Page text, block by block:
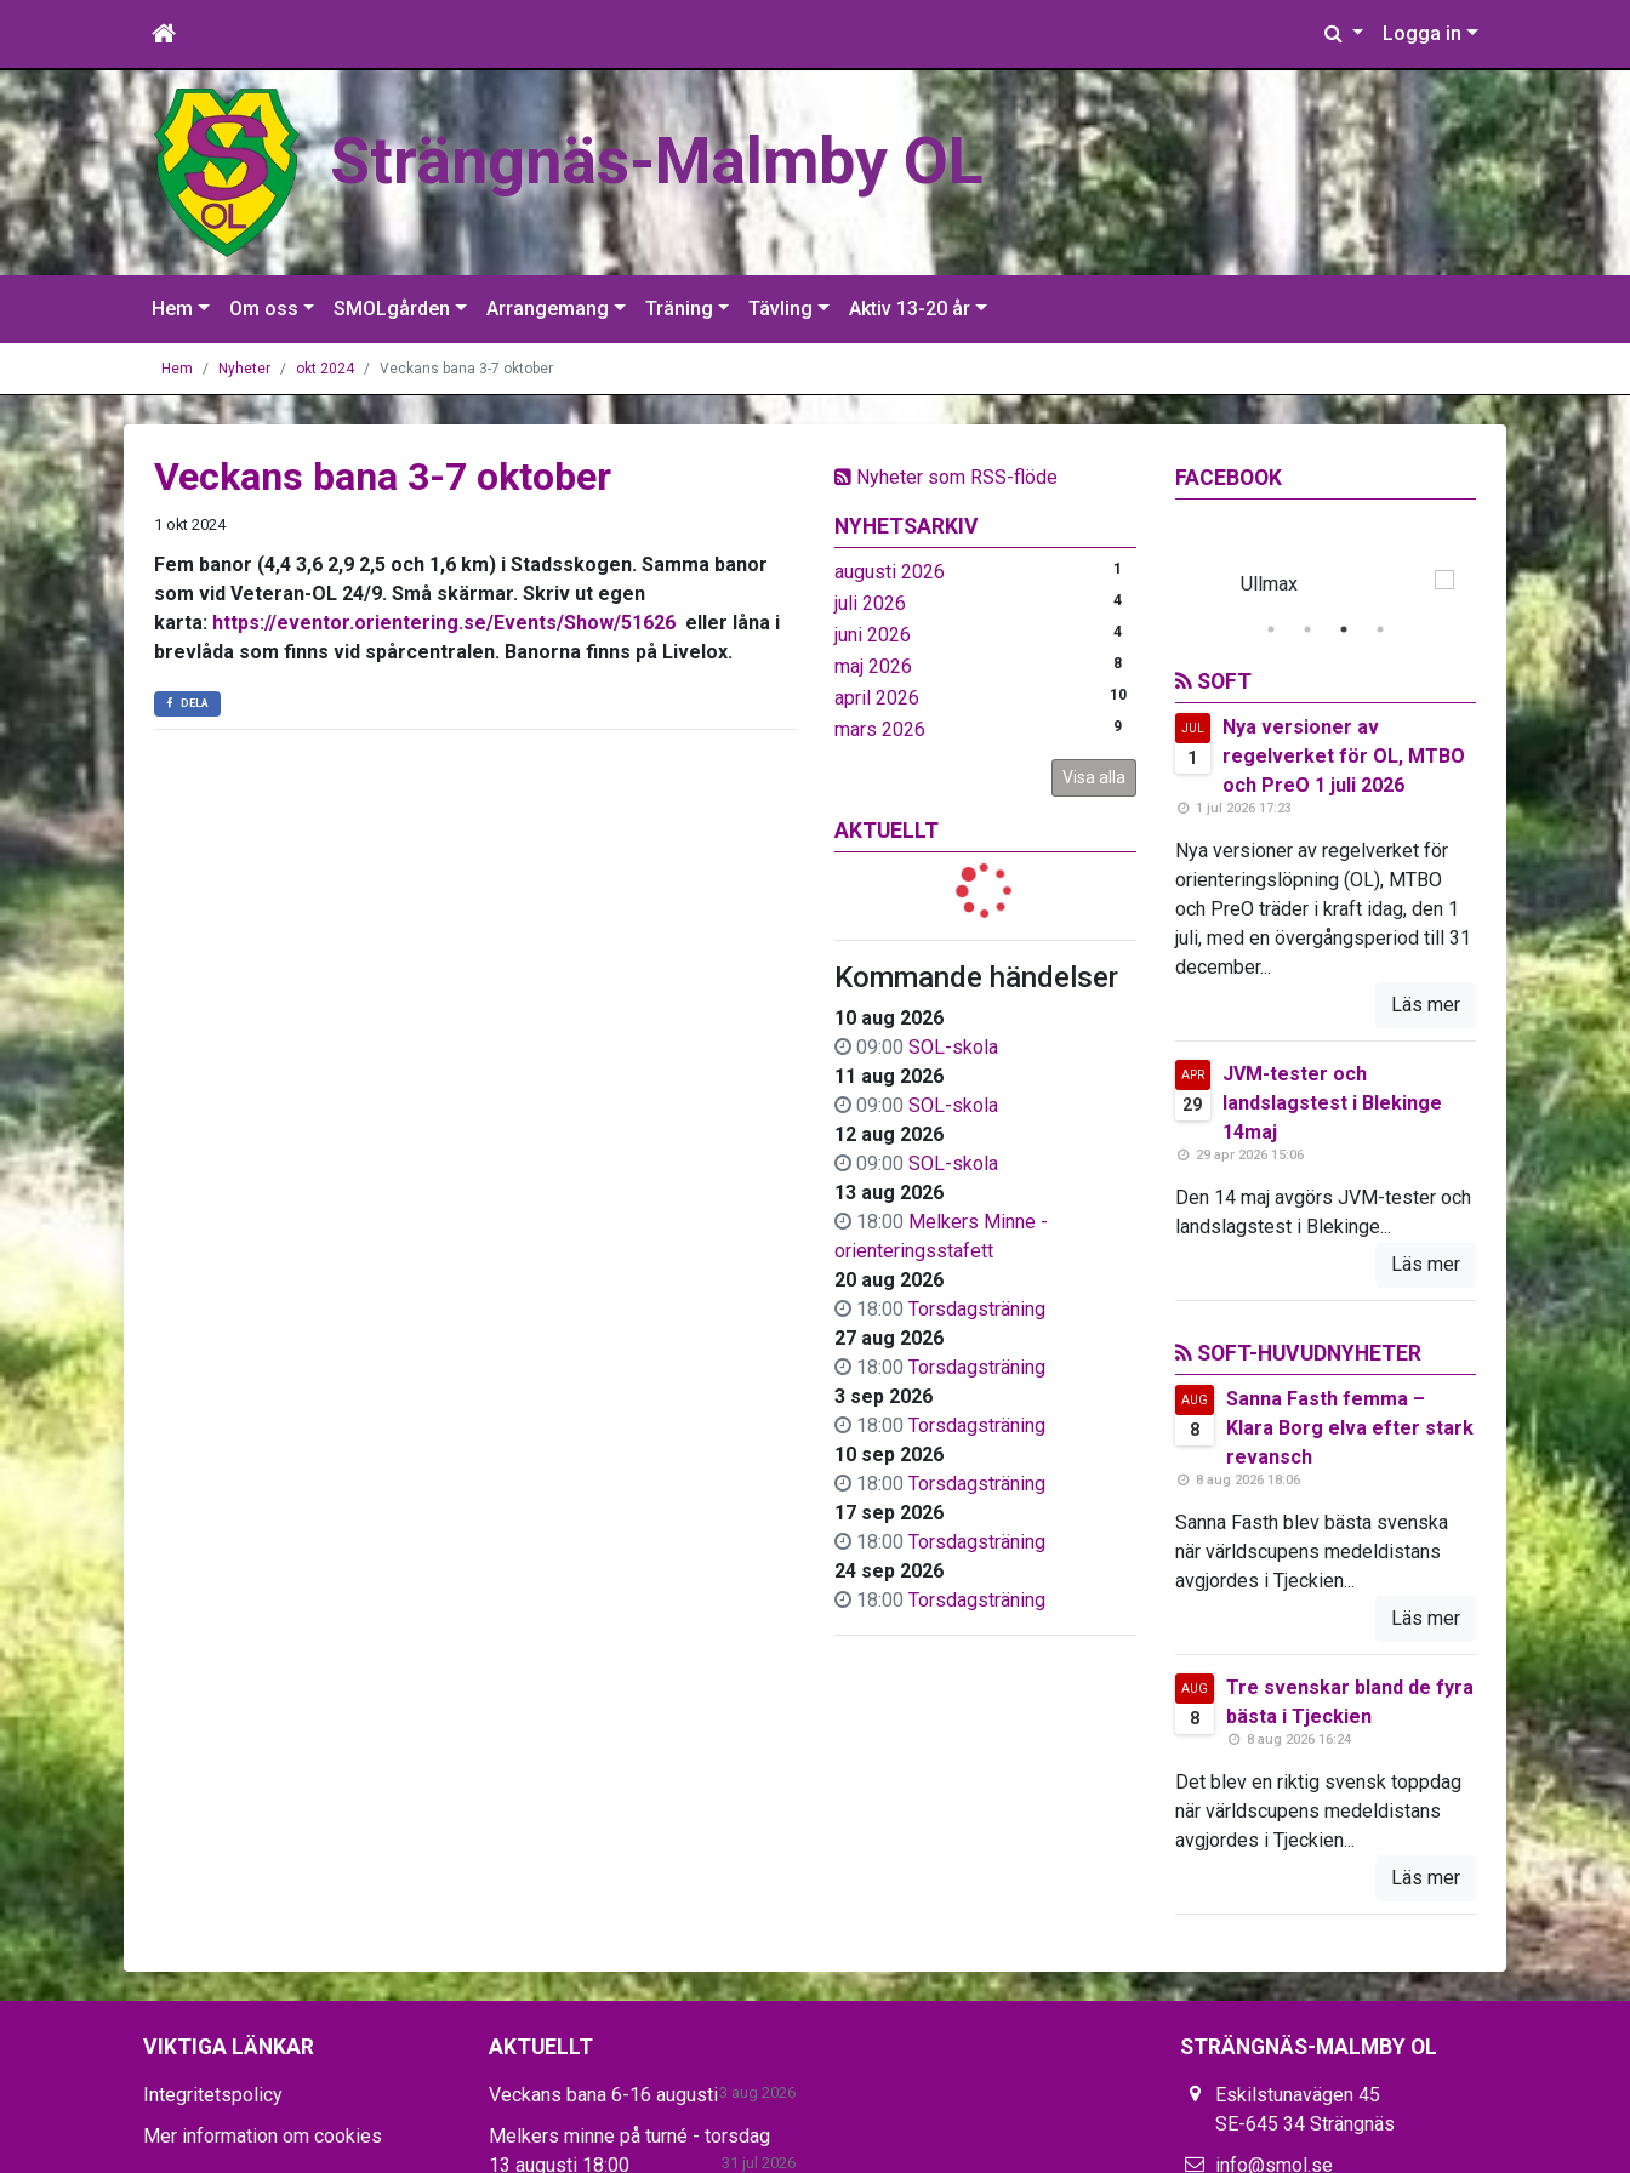
Logga in
Strängnäs-Malmby OL
Hem Om oss SMOLgården Arrangemang Träning Tävling Aktiv 13-20 år
Hem Nyheter okt 2024 Veckans bana 3-7 oktober
Nyheter som RSS-flöde
NYHETSARKIV
augusti 2026 1
juli 2026 4
juni 2026 4
maj 2026 8
april 2026 10
mars 2026 9
Visa alla
AKTUELLT
Kommande händelser
10 aug 2026
09:00 SOL-skola
11 aug 2026
09:00 SOL-skola
12 aug 2026
09:00 SOL-skola
13 aug 2026
18:00 Melkers Minne -
orienteringsstafett
20 aug 2026
18:00 Torsdagsträning
27 aug 2026
18:00 Torsdagsträning
3 sep 2026
18:00 Torsdagsträning
10 sep 2026
18:00 Torsdagsträning
17 sep 2026
18:00 Torsdagsträning
24 sep 2026
18:00 Torsdagsträning
Veckans bana 3-7 oktober
1 okt 2024
Fem banor (4,4 3,6 2,9 2,5 och 1,6 km) i Stadsskogen. Samma banor
som vid Veteran-OL 24/9. Små skärmar. Skriv ut egen
karta: https://eventor.orientering.se/Events/Show/51626 eller låna i
brevlåda som finns vid spårcentralen. Banorna finns på Livelox.
DELA
FACEBOOK
SOFT
JUL
1
Nya versioner av
regelverket för OL, MTBO
och PreO 1 juli 2026
1 jul 2026 17:23
Nya versioner av regelverket för
orienteringslöpning (OL), MTBO
och PreO träder i kraft idag, den 1
juli, med en övergångsperiod till 31
december...
Läs mer
APR
29
JVM-tester och
landslagstest i Blekinge
14maj
29 apr 2026 15:06
Den 14 maj avgörs JVM-tester och
landslagstest i Blekinge...
Läs mer
SOFT-HUVUDNYHETER
AUG
8
Sanna Fasth femma –
Klara Borg elva efter stark
revansch
8 aug 2026 18:06
Sanna Fasth blev bästa svenska
när världscupens medeldistans
avgjordes i Tjeckien...
Läs mer
AUG
8
Tre svenskar bland de fyra
bästa i Tjeckien
8 aug 2026 16:24
Det blev en riktig svensk toppdag
när världscupens medeldistans
avgjordes i Tjeckien...
Läs mer
VIKTIGA LÄNKAR
Integritetspolicy
Mer information om cookies
AKTUELLT
Veckans bana 6-16 augusti3 aug 2026
Melkers minne på turné - torsdag
13 augusti 18:00
31 jul 2026
STRÄNGNÄS-MALMBY OL
Eskilstunavägen 45
SE-645 34 Strängnäs
info@smol.se